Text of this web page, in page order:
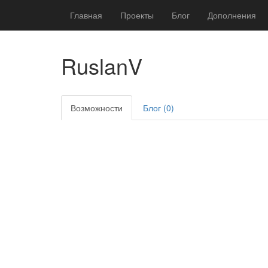
Главная Проекты Блог Дополнения
RuslanV
Возможности Блог (0)